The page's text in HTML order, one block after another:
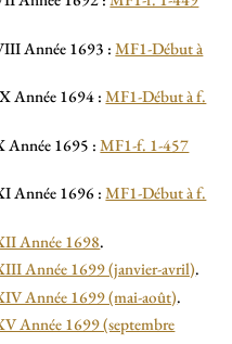
Année 1693 :MF1-Début à
Année 1694 :MF1-Début à f.
Année 1695 :MF1-f. 1-457
Année 1696 :MF1-Début à f.
Année 1698.
Année 1699 (janvier-avril).
Année 1699 (mai-août).
Année 1699 (septembre